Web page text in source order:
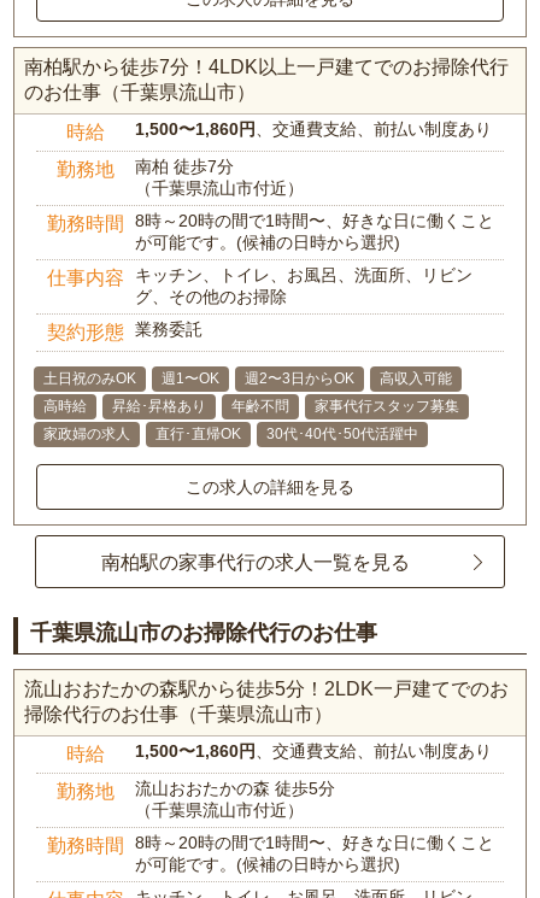
南柏駅から徒歩7分！4LDK以上一戸建てでのお掃除代行
のお仕事（千葉県流山市）
時給 1,500〜1,860円、交通費支給、前払い制度あり
勤務地
南柏 徒歩7分
（千葉県流山市付近）
勤務時間
8時～20時の間で1時間〜、好きな日に働くこと
が可能です。(候補の日時から選択)
仕事内容
キッチン、トイレ、お風呂、洗面所、リビン
グ、その他のお掃除
契約形態 業務委託
土日祝のみOK 週1〜OK 週2〜3日からOK
高収入可能
高時給
昇給･昇格あり 年齢不問
家事代行スタッフ募集
家政婦の求人
直行･直帰OK 30代･40代･50代活躍中
この求人の詳細を見る
南柏駅の家事代行の求人一覧を見る
千葉県流山市のお掃除代行のお仕事
流山おおたかの森駅から徒歩5分！2LDK一戸建てでのお
掃除代行のお仕事（千葉県流山市）
時給 1,500〜1,860円 、交通費支給、前払い制度あり
勤務地
流山おおたかの森 徒歩5分
（千葉県流山市付近）
勤務時間
8時～20時の間で1時間〜、好きな日に働くこと
が可能です。(候補の日時から選択)